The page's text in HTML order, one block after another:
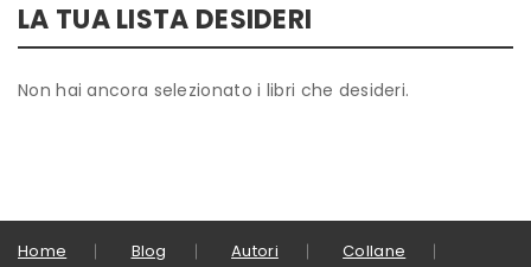
LA TUA LISTA DESIDERI
Non hai ancora selezionato i libri che desideri.
Home Blog Autori
Collane